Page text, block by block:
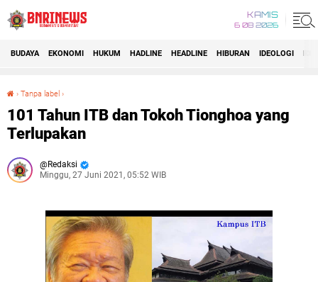
KAMIS
6 08 2026
BUDAYA EKONOMI HUKUM HADLINE HEADLINE HIBURAN IDEOLOGI
› Tanpa label ›
101 Tahun ITB dan Tokoh Tionghoa yang
Terlupakan
Redaksi
Minggu, 27 Juni 2021, 05:52 WIB